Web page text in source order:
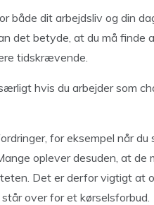
både dit arbejdsliv og din
det betyde, at du må finde
tidskrævende.
hvis du arbejder som
for eksempel når du
oplever desuden, at de
Det er derfor vigtigt at
over for et kørselsforbud.